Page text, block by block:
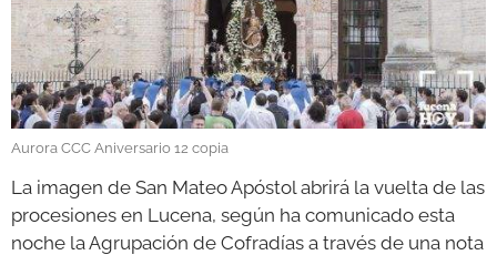
Aurora CCC Aniversario 12 copia
La imagen de San Mateo Apóstol abrirá la vuelta de las
procesiones en Lucena, según ha comunicado esta
noche la Agrupación de Cofradías a través de una nota